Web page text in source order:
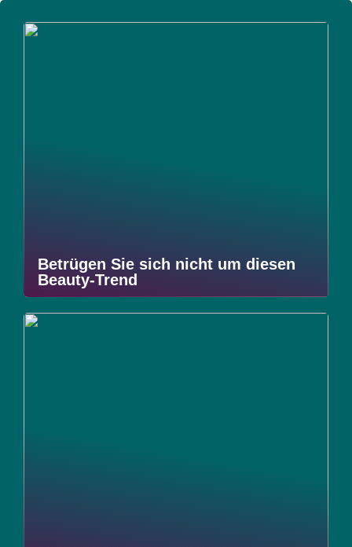
Betrügen Sie sich nicht um diesen
Beauty-Trend